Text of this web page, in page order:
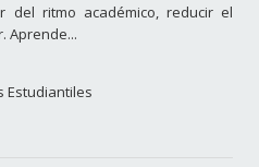
del ritmo académico, reducir el
Aprende...
Estudiantiles